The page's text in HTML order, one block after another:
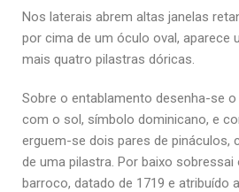
Nos laterais abrem altas janelas
por cima de um óculo oval, aparece
mais quatro pilastras dóricas.
Sobre o entablamento desenha-se
com o sol, símbolo dominicano, e
erguem-se dois pares de pináculos,
de uma pilastra. Por baixo
barroco, datado de 1719 e atribuído